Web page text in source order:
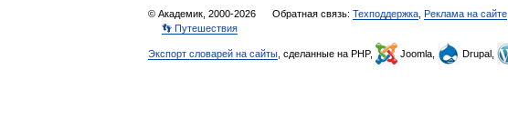
© Академик, 2000-2026 Обратная связь: Техподдержка Реклама на сайте
👣 Путешествия
Экспорт словарей на сайты , сделанные на PHP, Joomla, Drupal,